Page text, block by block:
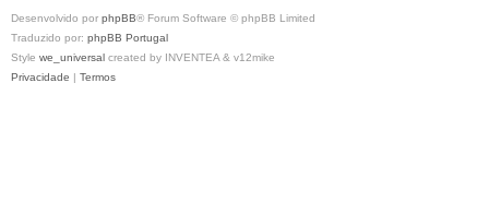
Desenvolvido por phpBB® Forum Software © phpBB Limited
Traduzido por: phpBB Portugal
Style we_universal created by INVENTEA & v12mike
Privacidade | Termos